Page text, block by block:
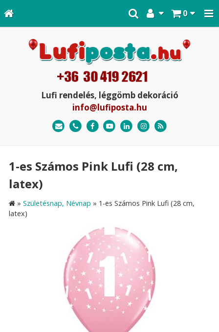
0
Lufi rendelés, léggömb dekoráció
info@lufiposta.hu
1-es Számos Pink Lufi (28 cm,
latex)
» Születésnap, Névnap » 1-es Számos Pink Lufi (28 cm,
latex)